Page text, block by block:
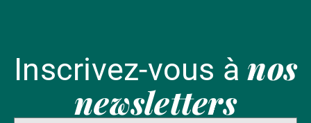
Inscrivez-vous ànos
newsletters